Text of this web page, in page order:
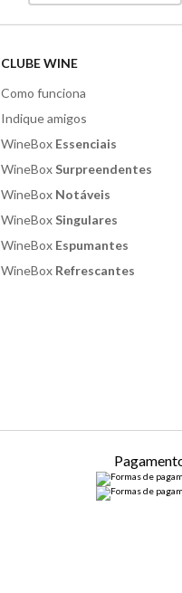
CLUBE WINE
Como funciona
Indique amigos
WineBox Essenciais
WineBoxSurpreendentes
WineBox Notáveis
WineBoxSingulares
WineBox Espumantes
WineBox Refrescantes